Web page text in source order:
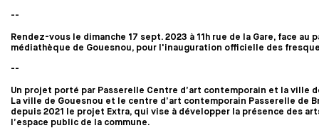
--
Rendez-vous le dimanche 17 sept. 2023 à 11h rue de la Gare, face au
médiathèque de Gouesnou, pour l'inauguration officielle des
--
Un projet porté par Passerelle Centre d’art contemporain et la ville
La ville de Gouesnou et le centre d’art contemporain Passerelle de
depuis 2021 le projet Extra, qui vise à développer la présence des
l’espace public de la commune.